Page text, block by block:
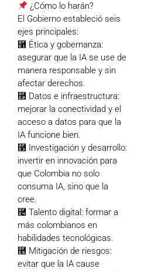
¿Cómo lo harán?
El Gobierno estableció seis
ejes principales:
⿡ Ética y gobernanza:
asegurar que la IA se use de
manera responsable y sin
afectar derechos.
⿢ Datos e infraestructura:
mejorar la conectividad y el
acceso a datos para que la
IA funcione bien.
⿣ Investigación y desarrollo:
invertir en innovación para
que Colombia no solo
consuma IA, sino que la
cree.
⿤ Talento digital: formar a
más colombianos en
habilidades tecnológicas.
⿥ Mitigación de riesgos:
evitar que la IA cause